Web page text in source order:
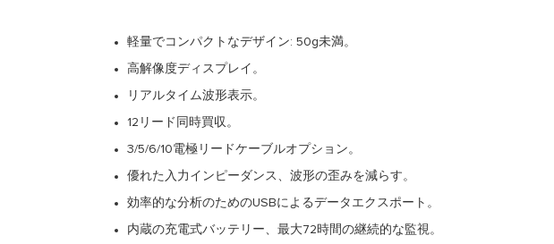
軽量でコンパクトなデザイン: 50g未満。
高解像度ディスプレイ。
リアルタイム波形表示。
12リード同時買収。
3/5/6/10電極リードケーブルオプション。
優れた入力インピーダンス、波形の歪みを減らす。
効率的な分析のためのUSBによるデータエクスポート。
内蔵の充電式バッテリー、最大72時間の継続的な監視。